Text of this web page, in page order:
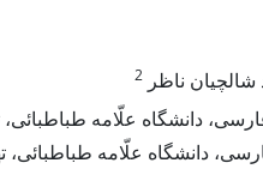
شالچیان ناظر 2
دانشگاه علّامه طباطبائی،
دانشگاه علّامه طباطبائی،